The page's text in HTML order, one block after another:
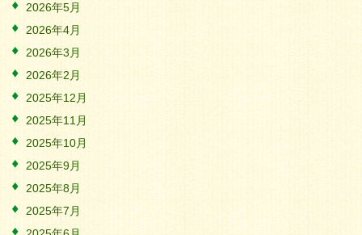
2026年5月
2026年4月
2026年3月
2026年2月
2025年12月
2025年11月
2025年10月
2025年9月
2025年8月
2025年7月